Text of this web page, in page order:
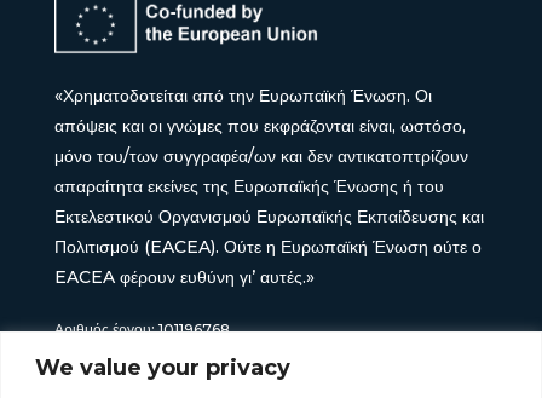
We value your privacy
«Χρηματοδοτείται από την Ευρωπαϊκή Ένωση. Οι
απόψεις και οι γνώμες που εκφράζονται είναι, ωστόσο,
μόνο του/των συγγραφέα/ων και δεν αντικατοπτρίζουν
απαραίτητα εκείνες της Ευρωπαϊκής Ένωσης ή του
Εκτελεστικού Οργανισμού Ευρωπαϊκής Εκπαίδευσης και
Πολιτισμού (EACEA). Ούτε η Ευρωπαϊκή Ένωση ούτε ο
EACEA φέρουν ευθύνη γι’ αυτές.»
Αριθμός έργου: 101196768